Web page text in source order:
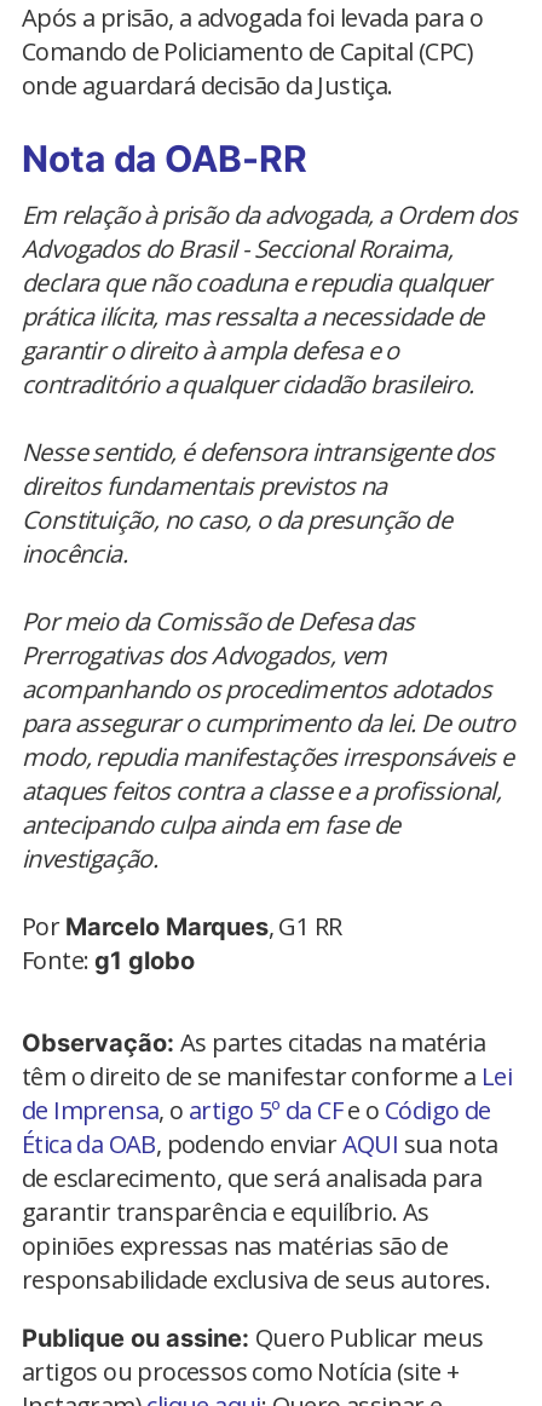
Após a prisão, a advogada foi levada para o
Comando de Policiamento de Capital (CPC)
onde aguardará decisão da Justiça.
Nota da OAB-RR
Em relação à prisão da advogada, a Ordem dos
Advogados do Brasil - Seccional Roraima,
declara que não coaduna e repudia qualquer
prática ilícita, mas ressalta a necessidade de
garantir o direito à ampla defesa e o
contraditório a qualquer cidadão brasileiro.
Nesse sentido, é defensora intransigente dos
direitos fundamentais previstos na
Constituição, no caso, o da presunção de
inocência.
Por meio da Comissão de Defesa das
Prerrogativas dos Advogados, vem
acompanhando os procedimentos adotados
para assegurar o cumprimento da lei. De outro
modo, repudia manifestações irresponsáveis e
ataques feitos contra a classe e a profissional,
antecipando culpa ainda em fase de
investigação.
Por Marcelo Marques, G1 RR
Fonte: g1 globo
Observação: As partes citadas na matéria
têm o direito de se manifestar conforme a Lei
de Imprensa, o artigo 5º da CFe o Código de
Ética da OAB, podendo enviarAQUI sua nota
de esclarecimento, que será analisada para
garantir transparência e equilíbrio. As
opiniões expressas nas matérias são de
responsabilidade exclusiva de seus autores.
Publique ou assine: Quero Publicar meus
artigos ou processos como Notícia (site +